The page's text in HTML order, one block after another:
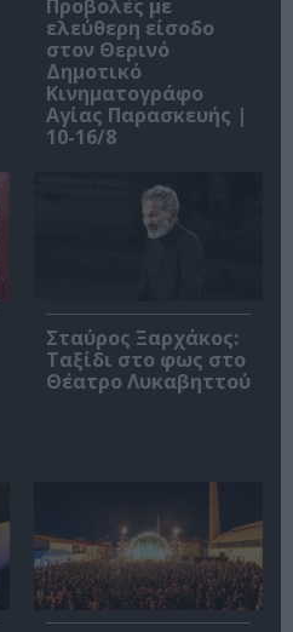
Προβολές με
ελεύθερη είσοδο
στον Θερινό
Δημοτικό
Κινηματογράφο
Αγίας Παρασκευής |
10-16/8
Σταύρος Ξαρχάκος:
Ταξίδι στο φως στο
Θέατρο Λυκαβηττού